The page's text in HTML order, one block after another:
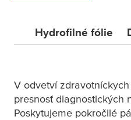
Hydrofilné fólie
V odvetví
presnosť diagnostických
Poskytujeme pokročilé